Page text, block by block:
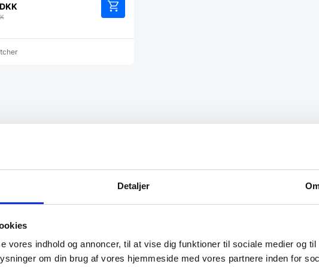
Detaljer
vores indhold og annoncer, til at vise dig funktioner til sociale medier og til
om din brug af vores hjemmeside med vores partnere inden for
DKK
svare på hvad jeg havde